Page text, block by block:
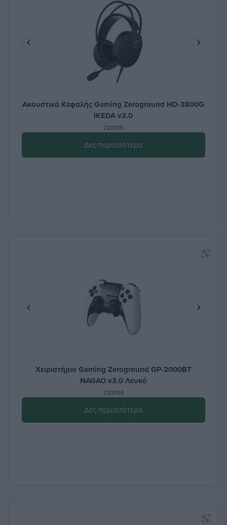
Ακουστικά Κεφαλής Gaming Zeroground HD-3800G
IKEDA v3.0
220105
Δες περισσότερα
Χειριστήριο Gaming Zeroground GP-2000BT
NAGAO v3.0 Λευκό
220093
Δες περισσότερα